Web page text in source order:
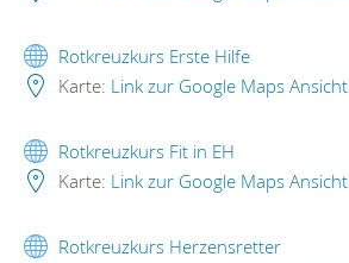
Rotkreuzkurs Erste Hilfe
Karte: Link zur Google Maps Ansicht
Rotkreuzkurs Fit in EH
Karte: Link zur Google Maps Ansicht
Rotkreuzkurs Herzensretter